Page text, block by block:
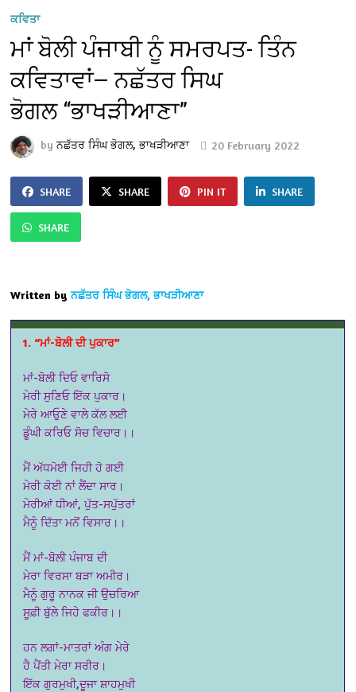
ਕਵਿਤਾ
ਮਾਂ ਬੋਲੀ ਪੰਜਾਬੀ ਨੂੰ ਸਮਰਪਤ- ਤਿੰਨ
ਕਵਿਤਾਵਾਂ— ਨਛੱਤਰ ਸਿਘ
ਭੋਗਲ “ਭਾਖੜੀਆਣਾ”
byਨਛੱਤਰ ਸਿੰਘ ਭੋਗਲ, ਭਾਖੜੀਆਣਾ 20 February 2022
SHARE SHARE PIN IT SHARE
SHARE
Written by ਨਛੱਤਰ ਸਿੰਘ ਭੋਗਲ, ਭਾਖੜੀਆਣਾ
1. “ਮਾਂ-ਬੋਲੀ ਦੀ ਪੁਕਾਰ”
ਮਾਂ-ਬੋਲੀ ਦਿਓ ਵਾਰਿਸੋ
ਮੇਰੀ ਸੁਣਿਓ ਇੱਕ ਪੁਕਾਰ।
ਮੇਰੇ ਆਓੁਣੇ ਵਾਲੇ ਕੱਲ ਲਈ
ਡੂੰਘੀ ਕਰਿਓ ਸੋਚ ਵਿਚਾਰ।।
ਮੈਂ ਅੱਧਮੋਈ ਜਿਹੀ ਹੋ ਗਈ
ਮੇਰੀ ਕੋਈ ਨਾਂ ਲੈਂਦਾ ਸਾਰ।
ਮੇਰੀਆਂ ਧੀਆਂ, ਪੁੱਤ-ਸਪੁੱਤਰਾਂ
ਮੈਨੂੰ ਦਿੱਤਾ ਮਨੋਂ ਵਿਸਾਰ।।
ਮੈਂ ਮਾਂ-ਬੋਲੀ ਪੰਜਾਬ ਦੀ
ਮੇਰਾ ਵਿਰਸਾ ਬੜਾ ਅਮੀਰ।
ਮੈਨੂੰ ਗੁਰੂ ਨਾਨਕ ਜੀ ਉਚਰਿਆ
ਸੂਫ਼ੀ ਬੁੱਲੇ ਜਿਹੇ ਫਕੀਰ।।
ਹਨ ਲਗਾਂ-ਮਾਤਰਾਂ ਅੰਗ ਮੇਰੇ
ਹੈ ਪੈਂਤੀ ਮੇਰਾ ਸਰੀਰ।
ਇੱਕ ਗੁਰਮੁਖੀ,ਦੂਜਾ ਸ਼ਾਹਮੁਖੀ